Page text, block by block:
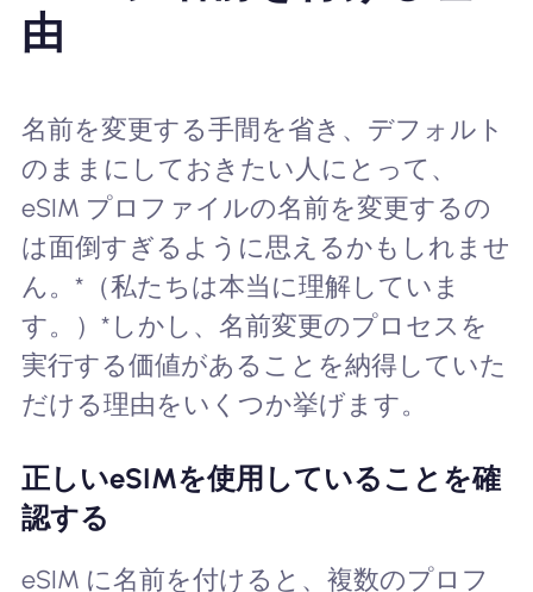
由
名前を変更する手間を省き、デフォルト
のままにしておきたい人にとって、
eSIM プロファイルの名前を変更するの
は面倒すぎるように思えるかもしれませ
ん。*（私たちは本当に理解していま
す。）*しかし、名前変更のプロセスを
実行する価値があることを納得していた
だける理由をいくつか挙げます。
正しいeSIMを使用していることを確
認する
eSIM に名前を付けると、複数のプロフ